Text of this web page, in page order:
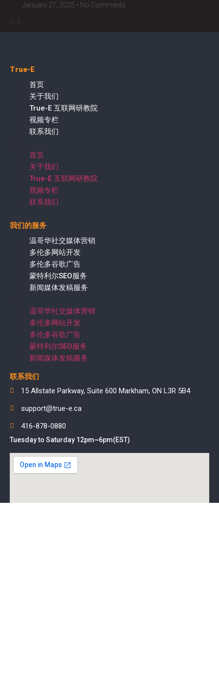
January 27, 2025 No Comments
True-E
首页
关于我们
True-E 互联网研教院
视频专栏
联系我们
首页
关于我们
True-E 互联网研教院
视频专栏
联系我们
我们的服务
温哥华社交媒体营销
多伦多网站开发
多伦多谷歌广告
蒙特利尔SEO服务
新闻媒体发稿服务
温哥华社交媒体营销
多伦多网站开发
多伦多谷歌广告
蒙特利尔SEO服务
新闻媒体发稿服务
联系我们
15 Allstate Parkway, Suite 600 Markham, ON L3R 5B4
support@true-e.ca
416-878-0880
Tuesday to Saturday 12pm~6pm(EST)